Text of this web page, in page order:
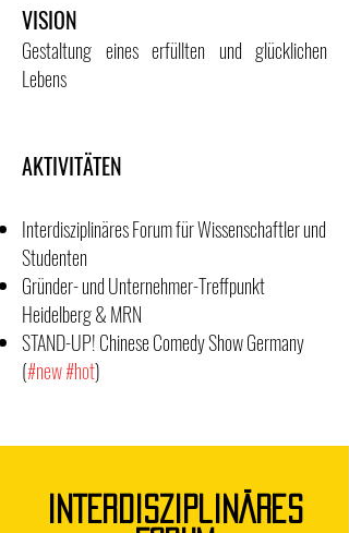
VISION
Gestaltung eines erfüllten und glücklichen
Lebens
AKTIVITÄTEN
Interdisziplinäres Forum für Wissenschaftler und
Studenten
Gründer- und Unternehmer-Treffpunkt
Heidelberg & MRN
STAND-UP! Chinese Comedy Show Germany
(#new #hot)
Interdisziplinäres